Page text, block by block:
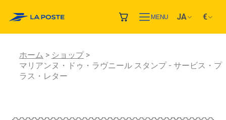
MENU JA €
ホーム
ショップ
マリアンヌ・ドゥ・ラヴニール スタンプ - サービス・プ
ラス・レター